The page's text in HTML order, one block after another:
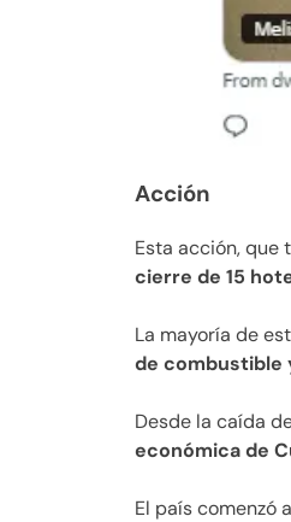
Acción
Esta acción, que
cierre de 15
La mayoría de
de combustible
Desde la caída
económica de
El país comenzó